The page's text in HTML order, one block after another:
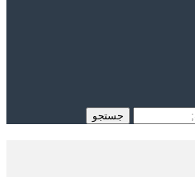
جستجو